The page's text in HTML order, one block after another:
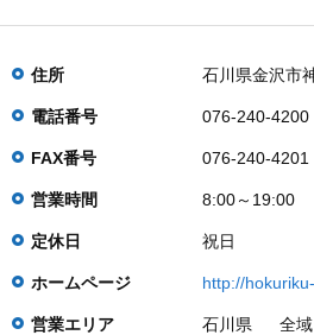
住所 石川県金沢市
電話番号 076-240-4200
FAX番号 076-240-4201
営業時間 8:00～19:00
定休日 祝日
ホームページ http://
営業エリア 石川県 全域